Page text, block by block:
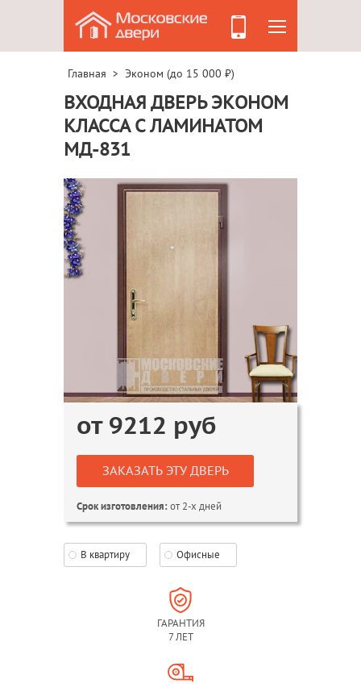
Главная > Эконом (до 15 000 ₽)
ВХОДНАЯ ДВЕРЬ ЭКОНОМ
КЛАССА С ЛАМИНАТОМ
МД-831
от 9212 руб
ЗАКАЗАТЬ ЭТУ ДВЕРЬ
Срок изготовления:от 2-х дней
В квартиру Офисные
ГАРАНТИЯ
7 ЛЕТ